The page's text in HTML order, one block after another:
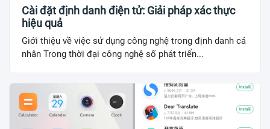
Cài đặt định danh điện tử: Giải pháp xác thực
hiệu quả
Giới thiệu về việc sử dụng công nghệ trong định danh cá
nhân Trong thời đại công nghệ số phát triển...